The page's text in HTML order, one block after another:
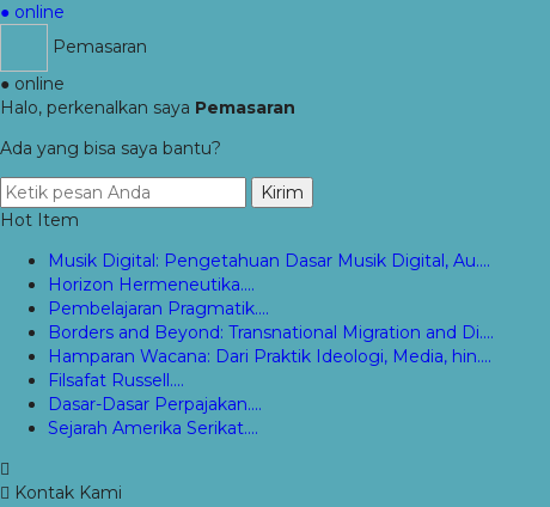
● online
Pemasaran
● online
Halo, perkenalkan saya Pemasaran
Ada yang bisa saya bantu?
Kirim
Hot Item
Musik Digital: Pengetahuan Dasar Musik Digital, Au....
Horizon Hermeneutika....
Pembelajaran Pragmatik....
Borders and Beyond: Transnational Migration and Di....
Hamparan Wacana: Dari Praktik Ideologi, Media, hin....
Filsafat Russell....
Dasar-Dasar Perpajakan....
Sejarah Amerika Serikat....
Kontak Kami